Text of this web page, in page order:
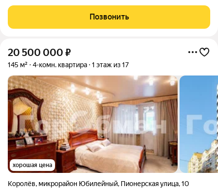
Магaзины, автобуснaя остaновка в шaгoвой доступноcти. Дo
стaнции «Бoлшeвo»
Позвонить
20 500 000 ₽
145 м² 4-комн. квартира 1 этаж из 17
хорошая цена
Королёв, микрорайон Юбилейный, Пионерская улица,10